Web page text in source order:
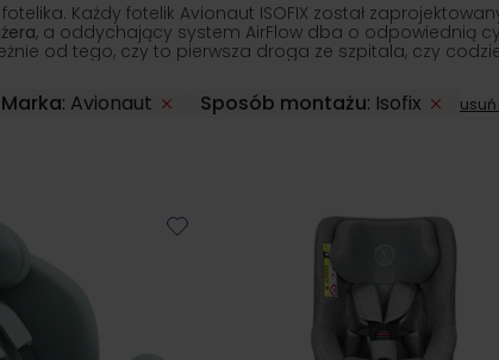
Każdy fotelik Avionaut ISOFIX został
, a oddychający system AirFlow dba o odpowiednią
od tego, czy to pierwsza droga ze szpitala, czy
Marka: Avionaut Sposób montażu: Isofix